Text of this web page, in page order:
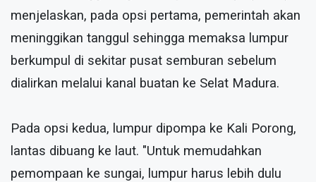
menjelaskan, pada opsi pertama, pemerintah akan
meninggikan tanggul sehingga memaksa lumpur
berkumpul di sekitar pusat semburan sebelum
dialirkan melalui kanal buatan ke Selat Madura.
Pada opsi kedua, lumpur dipompa ke Kali Porong,
lantas dibuang ke laut. "Untuk memudahkan
pemompaan ke sungai, lumpur harus lebih dulu